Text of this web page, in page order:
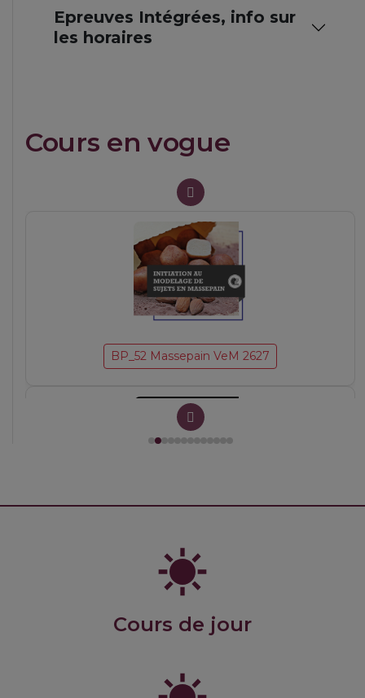
Epreuves Intégrées, info sur
les horaires
Cours en vogue
Tartes et garnitures
BP_52 Massepain VeM 2627
Cours de jour